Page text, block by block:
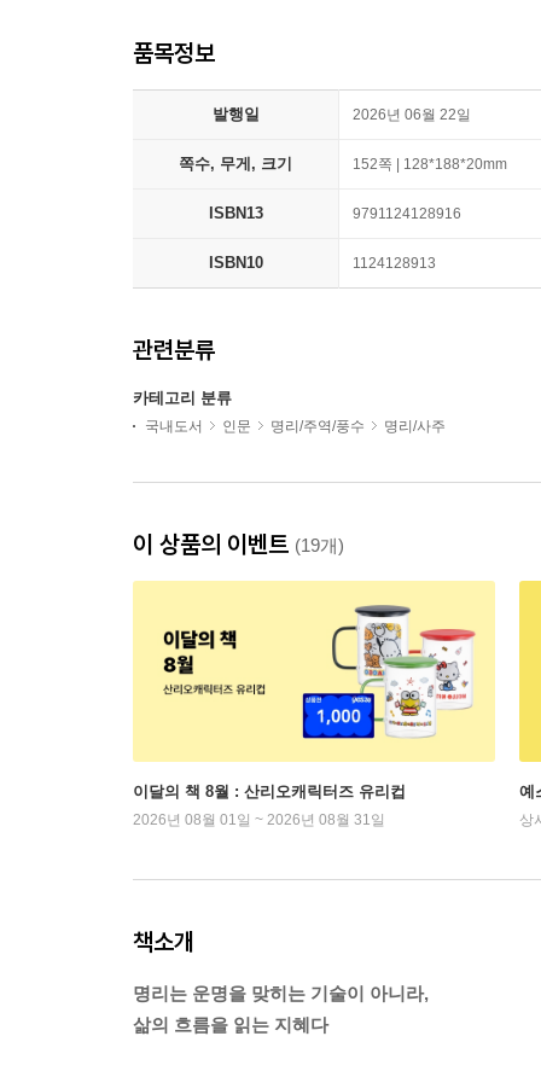
품목정보
발행일 2026년 06월 22일
쪽수, 무게, 크기 152쪽 | 128*188*20mm
ISBN13 9791124128916
ISBN10 1124128913
관련분류
카테고리 분류
국내도서 인문 명리/주역/풍수 명리/사주
이 상품의 이벤트 (19개)
이달의 책 8월 : 산리오캐릭터즈 유리컵
2026년 08월 01일 ~ 2026년 08월 31일
예
상
책소개
명리는 운명을 맞히는 기술이 아니라,
삶의 흐름을 읽는 지혜다